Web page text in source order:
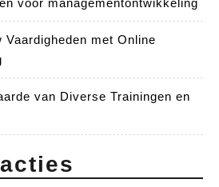
met Online
van Diverse Trainingen en